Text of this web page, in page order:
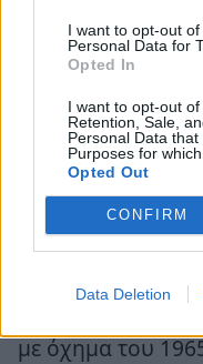
I want to opt-out
Personal Data for
Opted In
I want to opt-out of
Retention, Sale,
Personal Data
Purposes for
Opted Out
CONFIRM
Data Deletion
Ροή Ειδήσεων
με όχημα του